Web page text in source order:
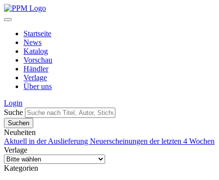
Startseite
News
Katalog
Vorschau
Händler
Verlage
Über uns
Login
Suche
Neuheiten
Aktuell in der Auslieferung Neuerscheinungen der letzten 4 Wochen
Verlage
Kategorien